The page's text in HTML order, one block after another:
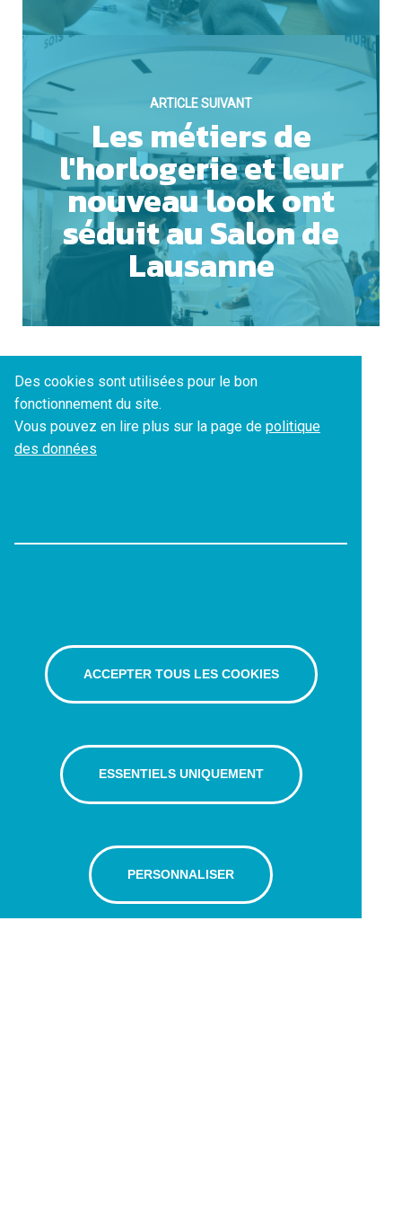
ARTICLE SUIVANT
Les métiers de
l'horlogerie et leur
nouveau look ont
séduit au Salon de
Lausanne
Des cookies sont utilisées pour le bon
fonctionnement du site.
Vous pouvez en lire plus sur la page de politique
des données
ACCEPTER TOUS LES COOKIES
ESSENTIELS UNIQUEMENT
PERSONNALISER